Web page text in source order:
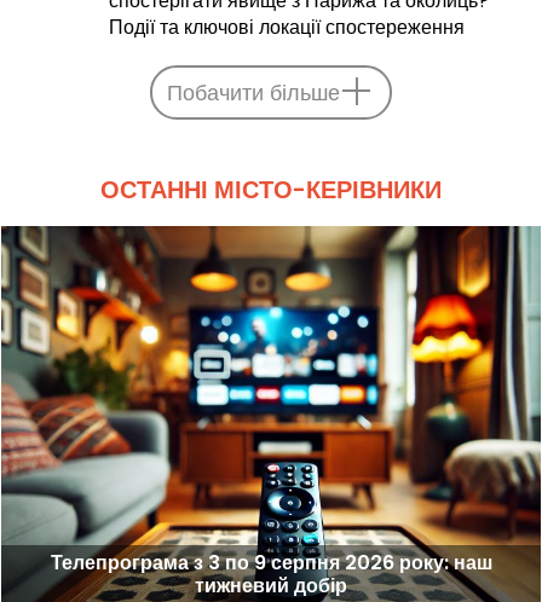
Події та ключові локації спостереження
Побачити більше
ОСТАННІ МІСТО-КЕРІВНИКИ
Телепрограма з 3 по 9 серпня 2026 року: наш
тижневий добір